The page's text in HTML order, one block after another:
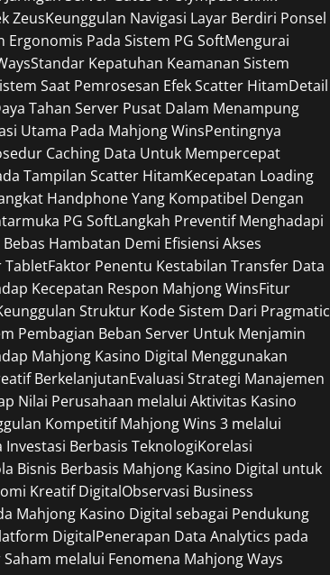
ZeusKeunggulan Navigasi Layar Berdiri Ponsel
Pada Sistem PG SoftMengurai
Standar Kepatuhan Keamanan Sistem
Saat Pemrosesan Efek Scatter HitamDetail
Tahan Server Pusat Dalam Menampung
Utama Pada Mahjong WinsPentingnya
Caching Data Untuk Mempercepat
Tampilan Scatter HitamKecepatan Loading
Handphone Yang Kompatibel Dengan
PG SoftLangkah Preventif Menghadapi
Hambatan Demi Efisiensi Akses
TabletFaktor Penentu Kestabilan Transfer Data
Kecepatan Respon Mahjong WinsFitur
Struktur Kode Sistem Dari Pragmatic
Pembagian Beban Server Untuk Menjamin
Mahjong Kasino Digital Menggunakan
BerkelanjutanEvaluasi Strategi Manajemen
Nilai Perusahaan melalui Aktivitas Kasino
Kompetitif Mahjong Wins 3 melalui
Berbasis TeknologiKorelasi
Bisnis Berbasis Mahjong Kasino Digital untuk
Kreatif DigitalObservasi Business
Mahjong Kasino Digital sebagai Pendukung
DigitalPenerapan Data Analytics pada
melalui Fenomena Mahjong Ways